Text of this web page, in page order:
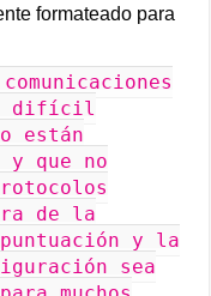
formateado para
difícil
están
y que no
de la
y la
sea